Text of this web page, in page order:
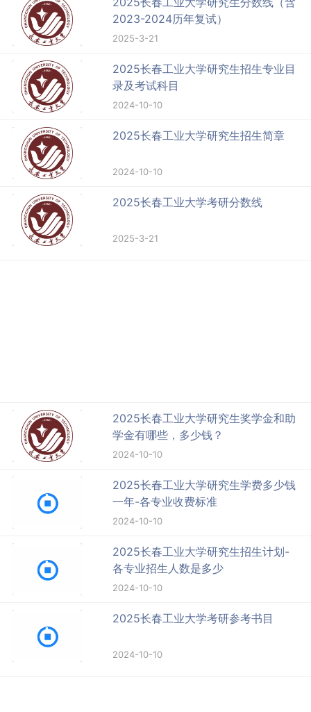
2023-2024历年复试）
2025-3-21
2025长春工业大学研究生招生专业目
录及考试科目
2024-10-10
2025长春工业大学研究生招生简章
2024-10-10
2025长春工业大学考研分数线
2025-3-21
2025长春工业大学研究生奖学金和助
学金有哪些，多少钱？
2024-10-10
2025长春工业大学研究生学费多少钱
一年-各专业收费标准
2024-10-10
2025长春工业大学研究生招生计划-
各专业招生人数是多少
2024-10-10
2025长春工业大学考研参考书目
2024-10-10